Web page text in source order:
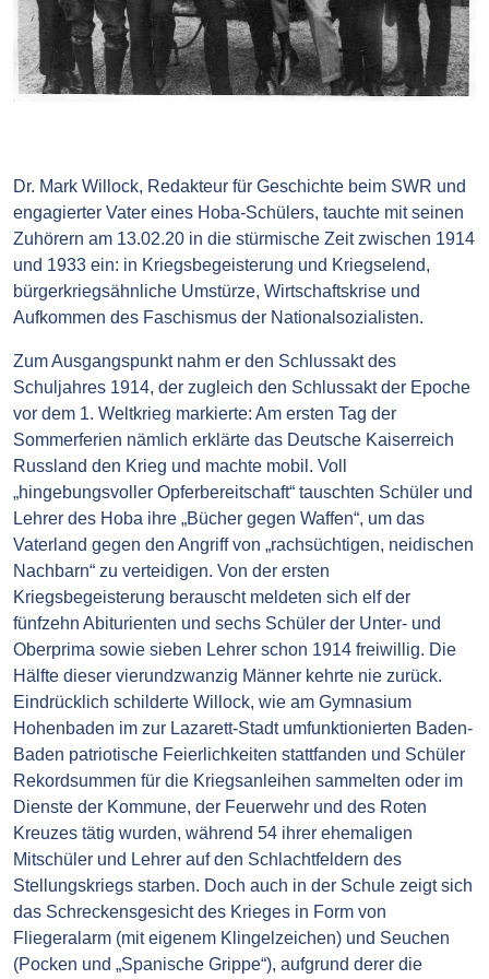
Dr. Mark Willock, Redakteur für Geschichte beim SWR und
engagierter Vater eines Hoba-Schülers, tauchte mit seinen
Zuhörern am 13.02.20 in die stürmische Zeit zwischen 1914
und 1933 ein: in Kriegsbegeisterung und Kriegselend,
bürgerkriegsähnliche Umstürze, Wirtschaftskrise und
Aufkommen des Faschismus der Nationalsozialisten.
Zum Ausgangspunkt nahm er den Schlussakt des
Schuljahres 1914, der zugleich den Schlussakt der Epoche
vor dem 1. Weltkrieg markierte: Am ersten Tag der
Sommerferien nämlich erklärte das Deutsche Kaiserreich
Russland den Krieg und machte mobil. Voll
„hingebungsvoller Opferbereitschaft“ tauschten Schüler und
Lehrer des Hoba ihre „Bücher gegen Waffen“, um das
Vaterland gegen den Angriff von „rachsüchtigen, neidischen
Nachbarn“ zu verteidigen. Von der ersten
Kriegsbegeisterung berauscht meldeten sich elf der
fünfzehn Abiturienten und sechs Schüler der Unter- und
Oberprima sowie sieben Lehrer schon 1914 freiwillig. Die
Hälfte dieser vierundzwanzig Männer kehrte nie zurück.
Eindrücklich schilderte Willock, wie am Gymnasium
Hohenbaden im zur Lazarett-Stadt umfunktionierten Baden-
Baden patriotische Feierlichkeiten stattfanden und Schüler
Rekordsummen für die Kriegsanleihen sammelten oder im
Dienste der Kommune, der Feuerwehr und des Roten
Kreuzes tätig wurden, während 54 ihrer ehemaligen
Mitschüler und Lehrer auf den Schlachtfeldern des
Stellungskriegs starben. Doch auch in der Schule zeigt sich
das Schreckensgesicht des Krieges in Form von
Fliegeralarm (mit eigenem Klingelzeichen) und Seuchen
(Pocken und „Spanische Grippe“), aufgrund derer die